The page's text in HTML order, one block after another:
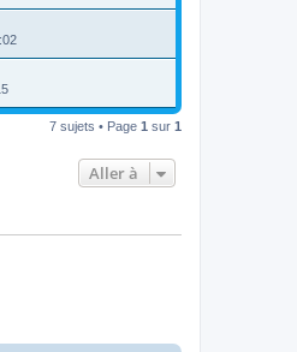
7 sujets • Page 1 sur 1
Aller à